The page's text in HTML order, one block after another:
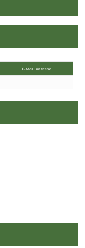
E-Mail Adresse